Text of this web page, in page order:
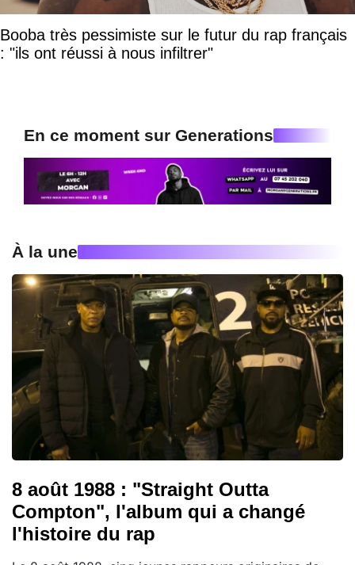
Booba très pessimiste sur le futur du rap français
: "ils ont réussi à nous infiltrer"
En ce moment sur Generations
À la une
8 août 1988 : "Straight Outta
Compton", l'album qui a changé
l'histoire du rap